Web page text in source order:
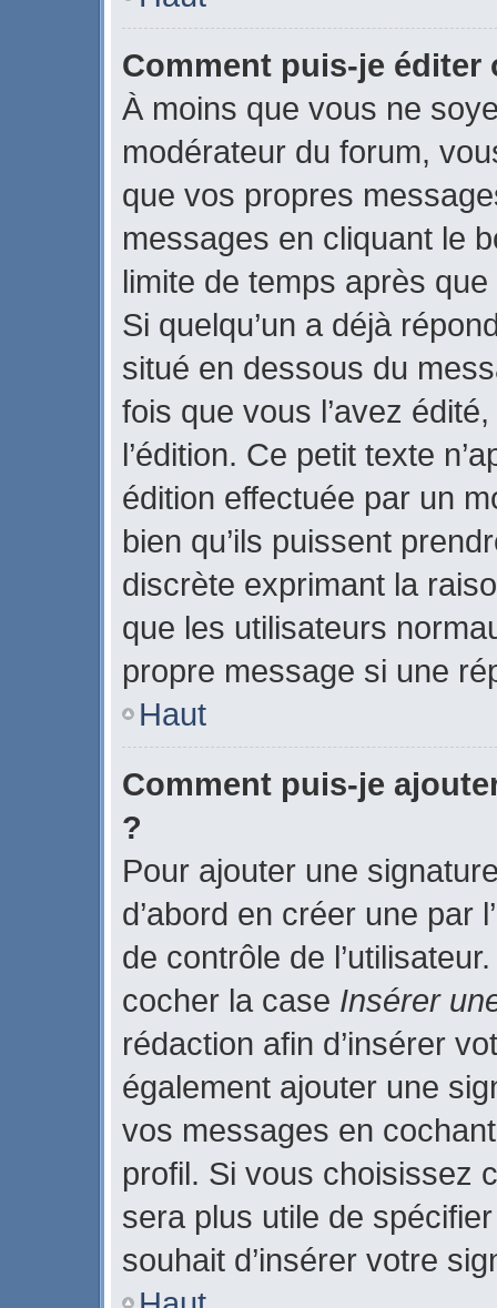
Comment puis-je éditer
À moins que vous ne
modérateur du forum,
que vos propres
messages en cliquant le
limite de temps après
Si quelqu’un a déjà
situé en dessous du
fois que vous l’avez
l’édition. Ce petit texte
édition effectuée par un
bien qu’ils puissent
discrète exprimant la
que les utilisateurs
propre message si une
Haut
Comment puis-je
?
Pour ajouter une
d’abord en créer une par
de contrôle de
cocher la case Insérer
rédaction afin d’insérer
également ajouter une
vos messages en
profil. Si vous choisissez
sera plus utile de
souhait d’insérer votre